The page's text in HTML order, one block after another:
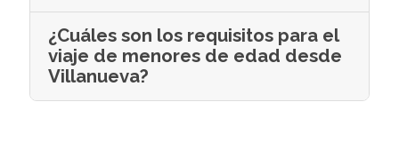
¿Cuáles son los requisitos para el
viaje de menores de edad desde
Villanueva?